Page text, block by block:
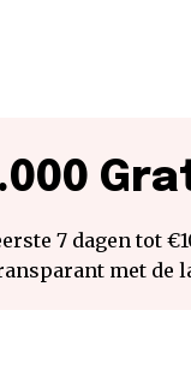
7 dagen tot
met de